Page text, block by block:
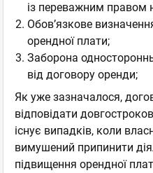
із переважним правом
Обов’язкове
орендної плати;
Заборона
від договору оренди;
Як уже зазначалося,
відповідати
існує випадків, коли
вимушений припинити
підвищення орендної